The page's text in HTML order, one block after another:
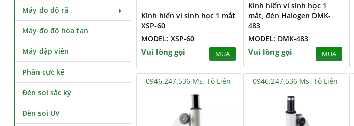
Kính hiển vi sinh học 1 mắt
XSP-60
MODEL: XSP-60
Vui lòng gọi MUA
Kính hiển vi sinh học 1
mắt, đèn Halogen DMK-
483
MODEL: DMK-483
Vui lòng gọi MUA
0946.247.536 Ms. Tô Liên 0946.247.536 Ms. Tô Liên
Máy đo độ rã
Máy đo độ hòa tan
Máy dập viên
Phân cực kế
Đèn soi sắc ký
Đèn soi UV